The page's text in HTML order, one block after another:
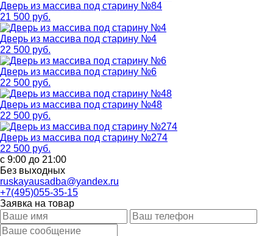
Дверь из массива под старину №84
21 500 руб.
Дверь из массива под старину №4
22 500 руб.
Дверь из массива под старину №6
22 500 руб.
Дверь из массива под старину №48
22 500 руб.
Дверь из массива под старину №274
22 500 руб.
с 9:00 до 21:00
Без выходных
ruskayausadba@yandex.ru
+7(495)055-35-15
Заявка на товар